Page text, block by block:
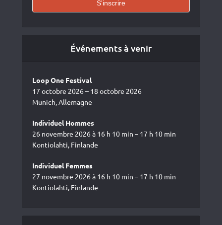
Événements à venir
Loop One Festival
17 octobre 2026 – 18 octobre 2026
Munich, Allemagne
Individuel Hommes
26 novembre 2026 à 16 h 10 min – 17 h 10 min
Kontiolahti, Finlande
Individuel Femmes
27 novembre 2026 à 16 h 10 min – 17 h 10 min
Kontiolahti, Finlande